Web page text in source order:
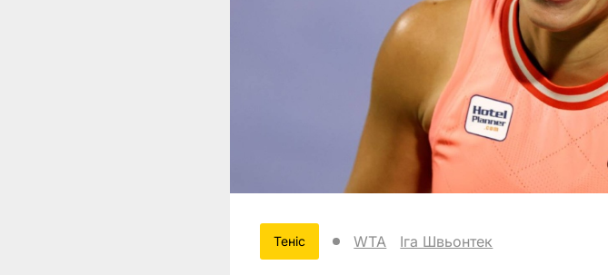
Теніс WTA Іга Швьонтек